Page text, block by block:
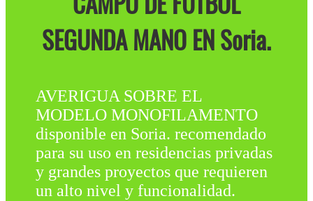
SEGUNDA MANO EN Soria.
AVERIGUA SOBRE EL
MODELO MONOFILAMENTO
disponible en Soria. recomendado
para su uso en residencias privadas
y grandes proyectos que requieren
un alto nivel y funcionalidad.